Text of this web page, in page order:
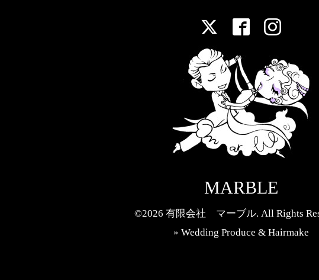
MARBLE
©2026 有限会社 マーブル. All Rights
» Wedding Produce & Hairmake